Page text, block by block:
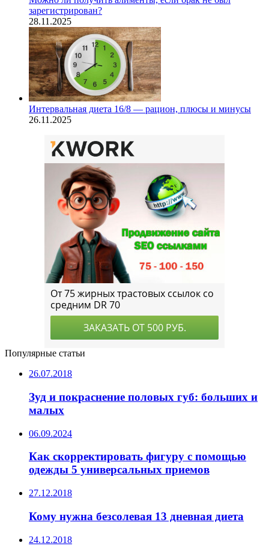
зарегистрирован?
28.11.2025
Интервальная диета 16/8 — рацион, плюсы и минусы
26.11.2025
Популярные статьи
26.07.2018
Зуд и покраснение половых губ: больших и
малых
06.09.2024
Как скорректировать фигуру с помощью
одежды 5 универсальных приемов
27.12.2018
Кому нужна безсолевая 13 дневная диета
24.12.2018